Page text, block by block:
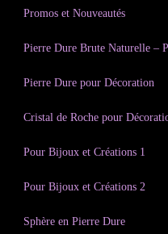
Promos et Nouveautés
Pierre Dure Brute Naturelle –
Pierre Dure pour Décoration
Cristal de Roche pour
Pour Bijoux et Créations 1
Pour Bijoux et Créations 2
Sphère en Pierre Dure